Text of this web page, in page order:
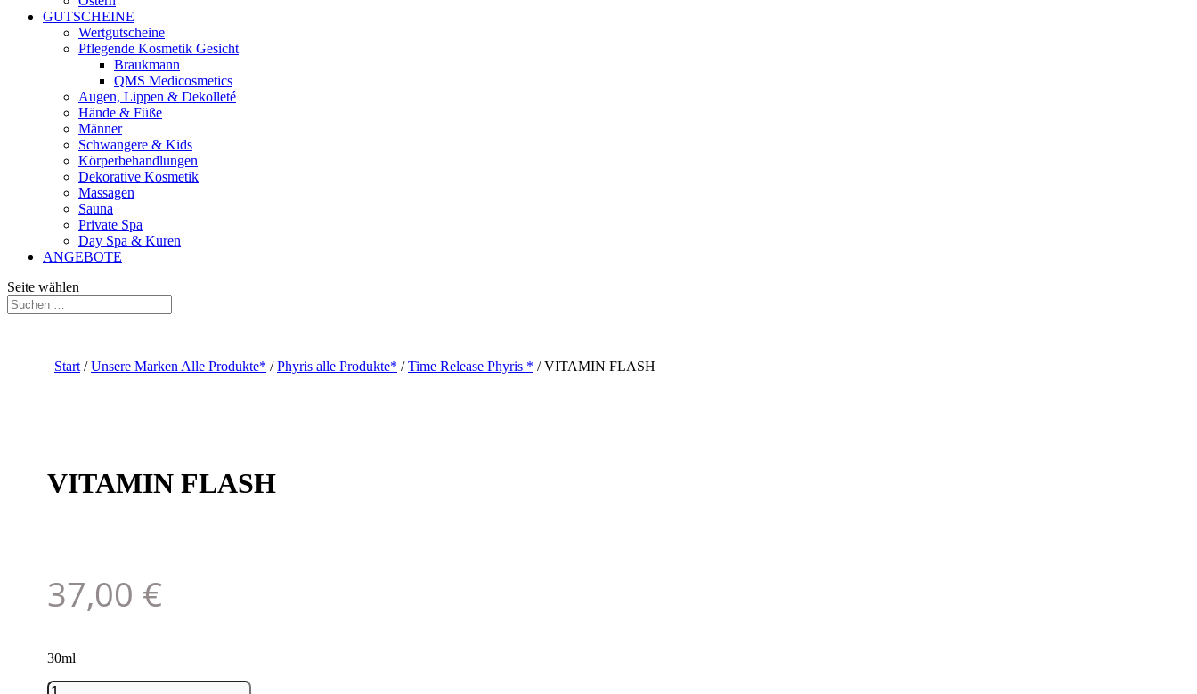
GUTSCHEINE
Wertgutscheine
Pflegende Kosmetik Gesicht
Braukmann
QMS Medicosmetics
Augen, Lippen & Dekolleté
Hände & Füße
Männer
Schwangere & Kids
Körperbehandlungen
Dekorative Kosmetik
Massagen
Sauna
Private Spa
Day Spa & Kuren
ANGEBOTE
Seite wählen
Start /Unsere Marken Alle Produkte* /Phyris alle Produkte* /Time Release Phyris * / VITAMIN FLASH
VITAMIN FLASH
37,00 €
30ml
VITAMIN